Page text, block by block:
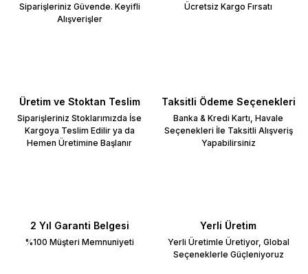
Siparişleriniz Güvende. Keyifli
Alışverişler
Ücretsiz Kargo Fırsatı
Üretim ve Stoktan Teslim
Siparişleriniz Stoklarımızda İse
Kargoya Teslim Edilir ya da
Hemen Üretimine Başlanır
Taksitli Ödeme Seçenekleri
Banka & Kredi Kartı, Havale
Seçenekleri İle Taksitli Alışveriş
Yapabilirsiniz
2 Yıl Garanti Belgesi
%100 Müşteri Memnuniyeti
Yerli Üretim
Yerli Üretimle Üretiyor, Global
Seçeneklerle Güçleniyoruz